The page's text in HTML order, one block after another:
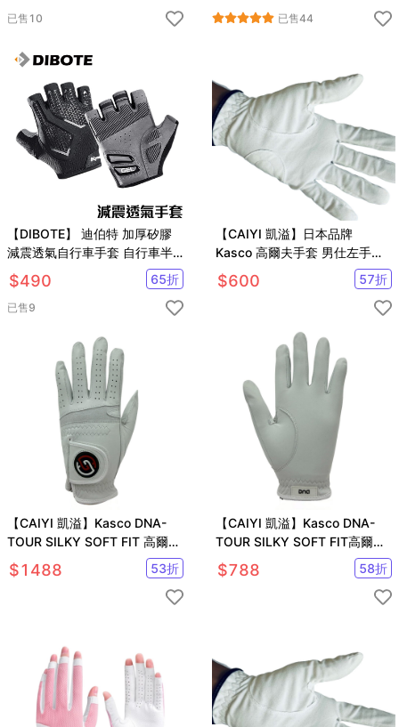
已售 10 已售44
【DIBOTE】 迪伯特 加厚矽膠
減震透氣自行車手套 自行車半
截手套 / 運動手套 (S~XL)
$490 65折
已售9
【CAIYI 凱溢】日本品牌
Kasco 高爾夫手套 男仕左手套
超纖布 戶外運動健身手套 防曬
防滑耐磨運動手套
$600 57折
【CAIYI 凱溢】Kasco DNA-
TOUR SILKY SOFT FIT 高爾夫
女用小羊皮手套
$1488 53折
【CAIYI 凱溢】Kasco DNA-
TOUR SILKY SOFT FIT高爾夫
男用小羊皮手套
$788 58折